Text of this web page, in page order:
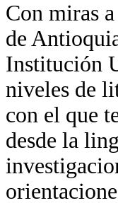
Con miras
de
Institución
niveles de
con el que
desde la